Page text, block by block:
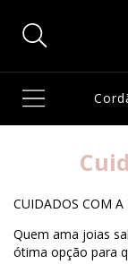
CUIDADOS COM A
Quem ama joias
ótima opção para